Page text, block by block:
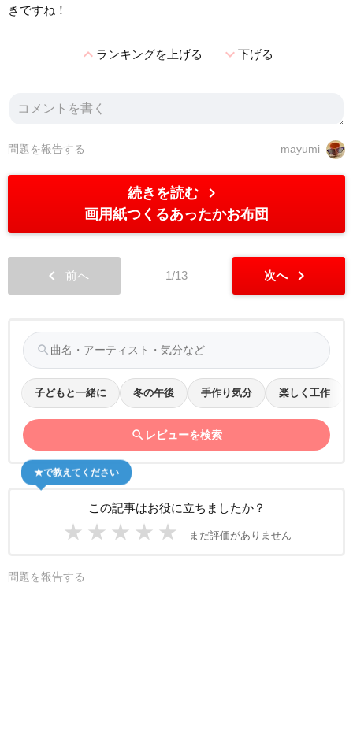
きですね！
expand_lessランキングを上げる expand_more下げる
mayumi
問題を報告する
続きを読む chevron_right
画用紙つくるあったかお布団
chevron_left 前へ 1/13 次へ chevron_right
search
子どもと一緒に 冬の午後 手作り気分 楽しく工作
search レビューを検索
この記事はお役に立ちましたか？
★ ★ ★ ★ ★ まだ評価がありません
★で教えてください
問題を報告する